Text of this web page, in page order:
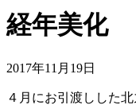
経年美化
2017年11月19日
４月にお引渡しした